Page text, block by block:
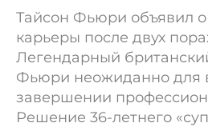
Тайсон Фьюри объявил
карьеры после двух
Легендарный
Фьюри неожиданно для
завершении
Решение 36-летнего